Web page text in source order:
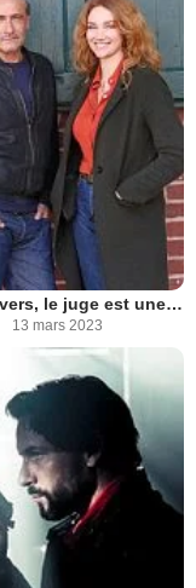
Alice Nevers, le juge est une femme
13 mars 2023